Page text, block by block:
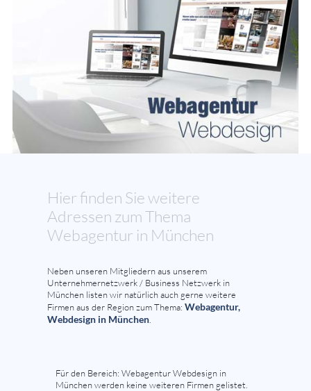
Hier finden Sie weitere
Adressen zum Thema
Webagentur in München
Neben unseren Mitgliedern aus unserem
Unternehmernetzwerk / Business Netzwerk in
München listen wir natürlich auch gerne weitere
Firmen aus der Region zum Thema: Webagentur,
Webdesign in München
Für den Bereich: Webagentur Webdesign in
München werden keine weiteren Firmen gelistet.